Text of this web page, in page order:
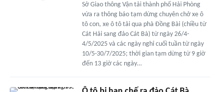
Sở Giao thông Vận tải thành phố Hải Phòng
vừa ra thông báo tạm dừng chuyên chở xe ô
tô con, xe ô tô tải qua phà Đồng Bài (chiều từ
Cát Hải sang đảo Cát Bà) từ ngày 26/4-
4/5/2025 và các ngày nghỉ cuối tuần từ ngày
10/5-30/7/2025; thời gian tạm dừng từ 9 giờ
đến 13 giờ các ngày…